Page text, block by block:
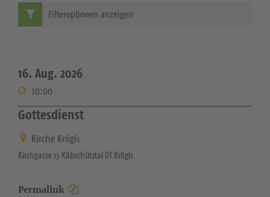
16. Aug. 2026
10:00
Gottesdienst
Kirche Krögis
Kirchgasse 13 Käbschütztal OT Krögis
Permalink
Filteroptionen anzeigen